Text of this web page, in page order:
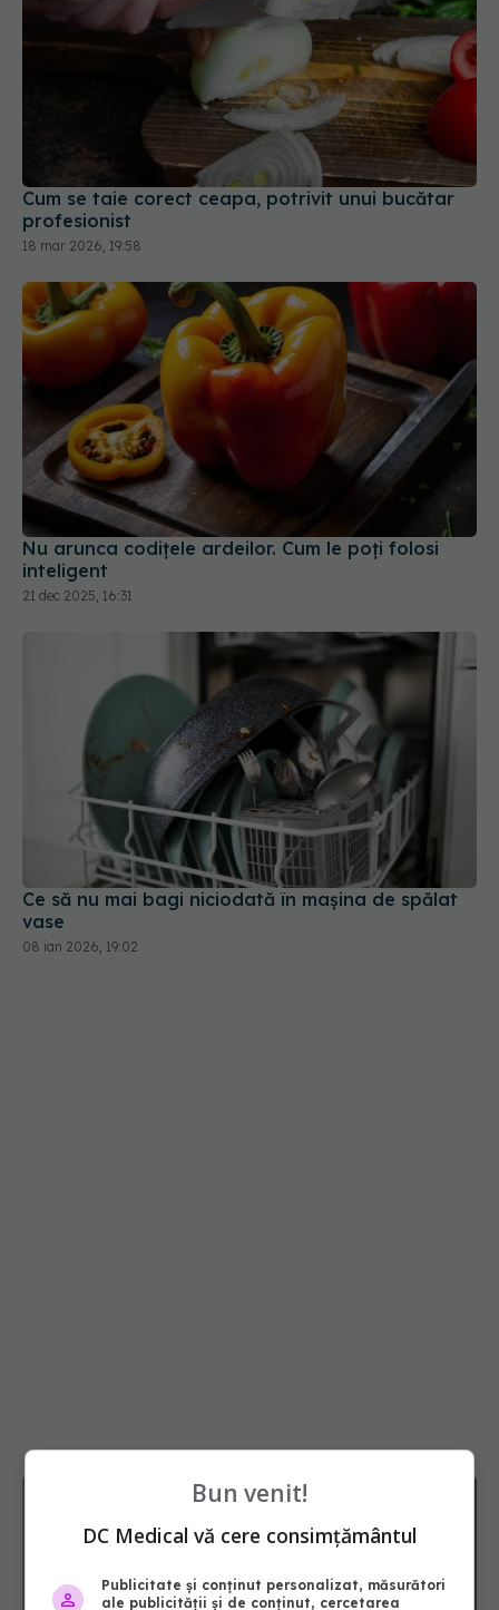
Cum se taie corect ceapa, potrivit unui bucătar
profesionist
18 mar 2026, 19:58
Nu arunca codițele ardeilor. Cum le poți folosi
inteligent
21 dec 2025, 16:31
Ce să nu mai bagi niciodată în mașina de spălat
vase
08 ian 2026, 19:02
Bun venit!
DC Medical vă cere consimțământul
Publicitate și conținut personalizat, măsurători
ale publicității și de conținut, cercetarea